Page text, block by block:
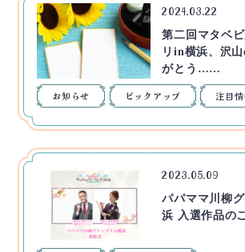
2024.03.22
第二回マタベ
リin横浜、沢
がとう……
お知らせ ピックアップ 注目
2023.05.09
パパママ川柳
浜 入選作品の